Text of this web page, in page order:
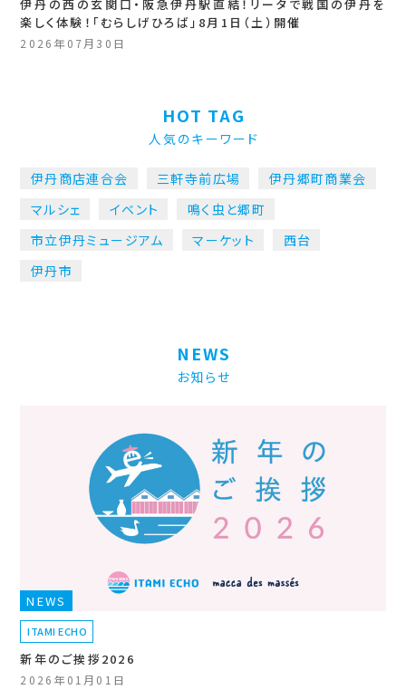
伊丹の西の玄関口・阪急伊丹駅直結！リータで戦国の伊丹を
楽しく体験！「むらしげひろば」8月1日（土）開催
2026年07月30日
HOT TAG
人気のキーワード
伊丹商店連合会 三軒寺前広場
伊丹郷町商業会
マルシェ
イベント
鳴く虫と郷町
市立伊丹ミュージアム
マーケット
西台
伊丹市
NEWS
お知らせ
NEWS
ITAMI ECHO
新年のご挨拶2026
2026年01月01日